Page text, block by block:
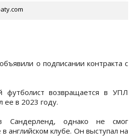
о подписании контракта с
футболист возвращается в УПЛ
ее в 2023 году.
Сандерленд, однако не смог
английском клубе. Он выступал на